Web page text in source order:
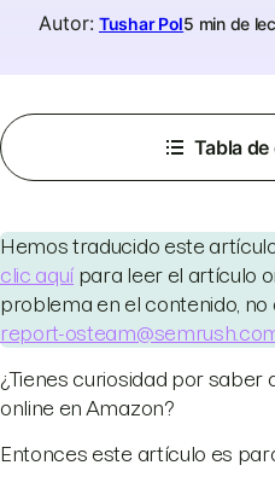
Autor: Tushar Pol5 min de
Tabla
Hemos traducido este
clic aquí para leer el artículo
problema en el contenido, no
report-
¿Tienes curiosidad por
online en Amazon?
Entonces este artículo es